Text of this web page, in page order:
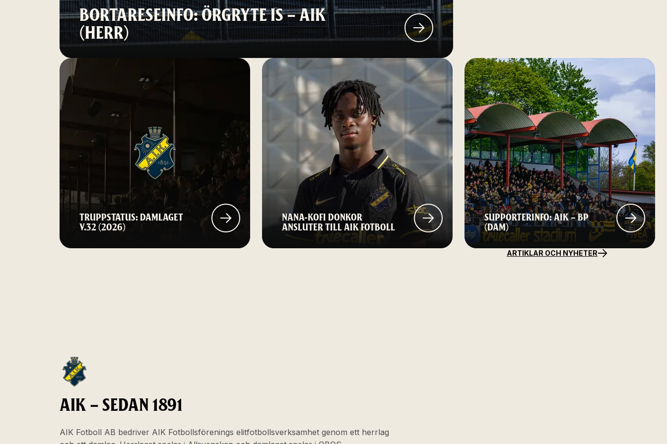
BORTARESEINFO: ÖRGRYTE IS – AIK
(HERR)
TRUPPSTATUS: DAMLAGET
V.32 (2026)
NANA-KOFI DONKOR
ANSLUTER TILL AIK FOTBOLL
SUPPORTERINFO: AIK – BP
(DAM)
ARTIKLAR OCH NYHETER
AIK – SEDAN 1891
AIK Fotboll AB bedriver AIK Fotbollsförenings elitfotbollsverksamhet genom ett herrlag